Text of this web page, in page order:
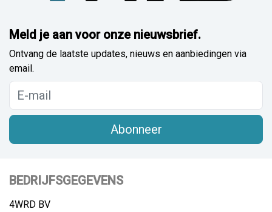
Meld je aan voor onze nieuwsbrief.
Ontvang de laatste updates, nieuws en aanbiedingen via
email.
Abonneer
BEDRIJFSGEGEVENS
4WRD BV